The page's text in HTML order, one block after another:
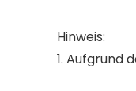
Hinweis:
1. Aufgrund